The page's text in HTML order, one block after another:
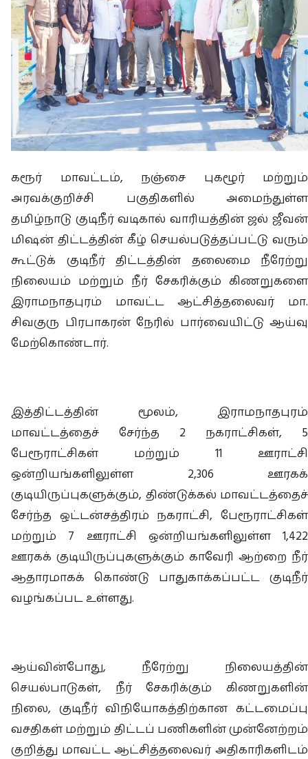
கரூர் மாவட்டம், நஞ்சை புகழூர் மற்றும்
அரவக்குறிச்சி பகுதிகளில் அமைந்துள்ள
தமிழ்நாடு குடிநீர் வடிகால் வாரியத்தின் ஜல் ஜீவன்
மிஷன் திட்டத்தின் கீழ் செயல்படுத்தப்பட்டு வரும்
கூட்டுக் குடிநீர் திட்டத்தின் தலைமை நீரேற்று
நிலையம் மற்றும் நீர் சேகரிக்கும் கிணறுகளை
இராமநாதபுரம் மாவட்ட ஆட்சித்தலைவர் மா.
சிவகுரு பிரபாகரன் நேரில் பார்வையிட்டு ஆய்வு
மேற்கொண்டார்.
இத்திட்டத்தின் மூலம், இராமநாதபுரம்
மாவட்டத்தைச் சேர்ந்த 2 நகராட்சிகள், 5
பேரூராட்சிகள் மற்றும் 11 ஊராட்சி
ஒன்றியங்களிலுள்ள 2,306 ஊரகக்
குடியிருப்புகளுக்கும், திண்டுக்கல் மாவட்டத்தைச்
சேர்ந்த ஒட்டன்சத்திரம் நகராட்சி, பேரூராட்சிகள்
மற்றும் 7 ஊராட்சி ஒன்றியங்களிலுள்ள 1,422
ஊரகக் குடியிருப்புகளுக்கும் காவேரி ஆற்றை நீர்
ஆதாரமாகக் கொண்டு பாதுகாக்கப்பட்ட குடிநீர்
வழங்கப்பட உள்ளது.
ஆய்வின்போது, நீரேற்று நிலையத்தின்
செயல்பாடுகள், நீர் சேகரிக்கும் கிணறுகளின்
நிலை, குடிநீர் விநியோகத்திற்கான கட்டமைப்பு
வசதிகள் மற்றும் திட்டப் பணிகளின் முன்னேற்றம்
குறித்து மாவட்ட ஆட்சித்தலைவர் அதிகாரிகளிடம்